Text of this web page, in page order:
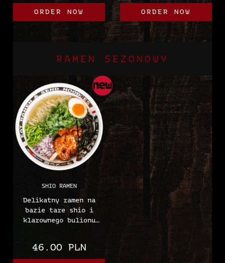
meksykańskiej. Kremowy
bulion Paitan,
ramen naszej produkcji
oraz soczystą szarpaną
uzupełniają świeża
salsa, piklowana
czerwona cebulka,
szczypior, kolendra i
limonka oraz chrupiące
Doritos Sweet Chilli.
Alergeny: Zboża
zawierające gluten
(pszenica), soja,
i produkty pochodne
ORDER NOW
piklowaną czerwoną
cebulką, kukurydzą,
kolendrą i limonką.
Alergeny: Mleko i
produky mleczne, zgoża
(gluten), soja,
gorczyca, seler.
ORDER NOW
RAMEN SEZONOWY
SHIO RAMEN
Delikatny ramen na
bazie tare shio i
klarownego bulionu
Podawany z czerwoną
cebulą, szczypiorem,
46.00 PLN